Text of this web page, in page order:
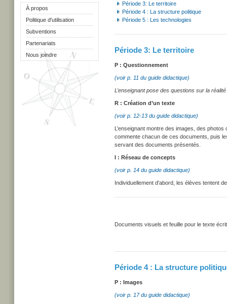
À propos
Politique d'utilisation
Subventions
Partenariats
Nous joindre
Période 3: Le territoire
Période 4 : La structure politique
Période 5 : Les technologies
Période 3: Le territoire
P : Questionnement
(voir p. 11 du guide didactique)
L’enseignant pose des questions sur la
R : Création d’un texte
(voir p. 12-13 du guide didactique)
L’enseignant montre des images, des
commente chacun de ces documents, puis
servant des documents présentés.
I : Réseau de concepts
(voir p. 14 du guide didactique)
Individuellement d'abord, les élèves tentent
Documents visuels et feuille pour le texte écrit
Période 4 : La structure
P : Images
(voir p. 17 du guide didactique)